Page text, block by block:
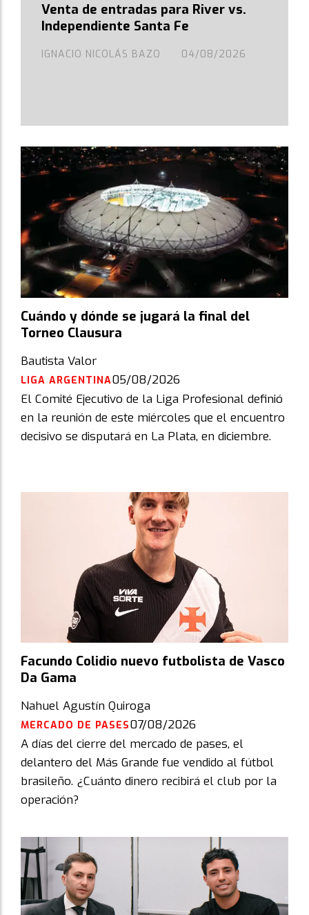
Venta de entradas para River vs.
Independiente Santa Fe
IGNACIO NICOLÁS BAZO 04/08/2026
Cuándo y dónde se jugará la final del
Torneo Clausura
Bautista Valor
LIGA ARGENTINA05/08/2026
El Comité Ejecutivo de la Liga Profesional definió
en la reunión de este miércoles que el encuentro
decisivo se disputará en La Plata, en diciembre.
Facundo Colidio nuevo futbolista de Vasco
Da Gama
Nahuel Agustín Quiroga
MERCADO DE PASES07/08/2026
A días del cierre del mercado de pases, el
delantero del Más Grande fue vendido al fútbol
brasileño. ¿Cuánto dinero recibirá el club por la
operación?